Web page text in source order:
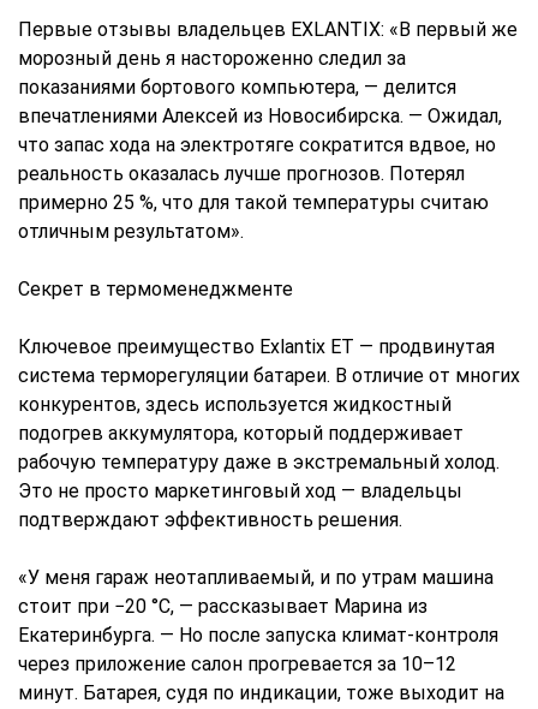
Первые отзывы владельцев EXLANTIX: «В первый же
морозный день я настороженно следил за
показаниями бортового компьютера, — делится
впечатлениями Алексей из Новосибирска. — Ожидал,
что запас хода на электротяге сократится вдвое, но
реальность оказалась лучше прогнозов. Потерял
примерно 25 %, что для такой температуры считаю
отличным результатом».
Секрет в термоменеджменте
Ключевое преимущество Exlantix ET — продвинутая
система терморегуляции батареи. В отличие от многих
конкурентов, здесь используется жидкостный
подогрев аккумулятора, который поддерживает
рабочую температуру даже в экстремальный холод.
Это не просто маркетинговый ход — владельцы
подтверждают эффективность решения.
«У меня гараж неотапливаемый, и по утрам машина
стоит при −20 °C, — рассказывает Марина из
Екатеринбурга. — Но после запуска климат-контроля
через приложение салон прогревается за 10–12
минут. Батарея, судя по индикации, тоже выходит на